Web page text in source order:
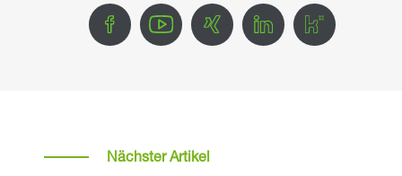
Nächster Artikel